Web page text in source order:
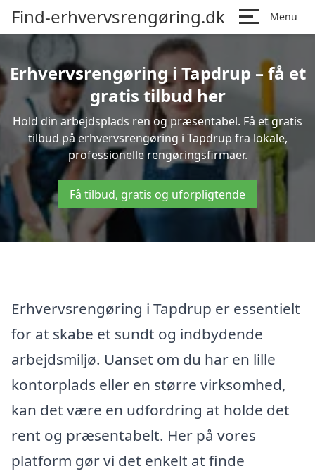
Find-erhvervsrengøring.dk Menu
Erhvervsrengøring i Tapdrup – få et
gratis tilbud her
Hold din arbejdsplads ren og præsentabel. Få et gratis
tilbud på erhvervsrengøring i Tapdrup fra lokale,
professionelle rengøringsfirmaer.
Få tilbud, gratis og uforpligtende
Erhvervsrengøring i Tapdrup er essentielt
for at skabe et sundt og indbydende
arbejdsmiljø. Uanset om du har en lille
kontorplads eller en større virksomhed,
kan det være en udfordring at holde det
rent og præsentabelt. Her på vores
platform gør vi det enkelt at finde